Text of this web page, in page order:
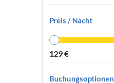
Preis / Nacht
129€
Buchungsoptionen